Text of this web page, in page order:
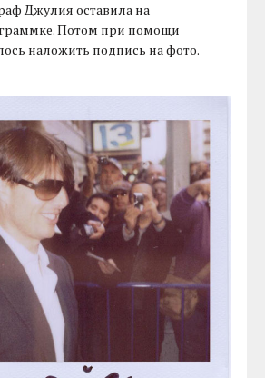
Джулия оставила на
Потом при помощи
наложить подпись на фото.